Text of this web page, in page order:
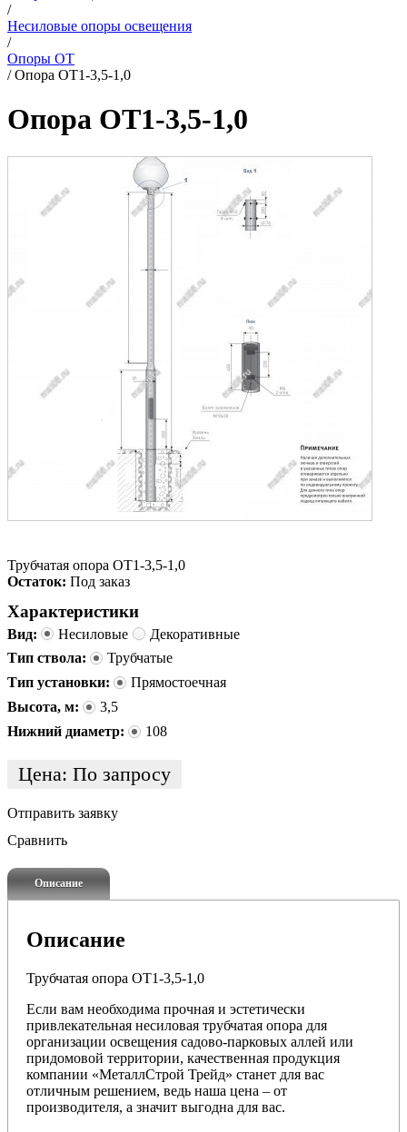
/
Несиловые опоры освещения
/
Опоры ОТ
/Опора ОТ1-3,5-1,0
Опора ОТ1-3,5-1,0
Трубчатая опора ОТ1-3,5-1,0
Остаток: Под заказ
Характеристики
Вид: Несиловые
Декоративные
Тип ствола:
Трубчатые
Тип установки:
Прямостоечная
Высота, м:
3,5
Нижний диаметр:
108
Цена: По запросу
Отправить заявку
Сравнить
Описание
Описание
Трубчатая опора ОТ1-3,5-1,0
Если вам необходима прочная и эстетически
привлекательная несиловая трубчатая опора для
организации освещения садово-парковых аллей или
придомовой территории, качественная продукция
компании «МеталлСтрой Трейд» станет для вас
отличным решением, ведь наша цена – от
производителя, а значит выгодна для вас.